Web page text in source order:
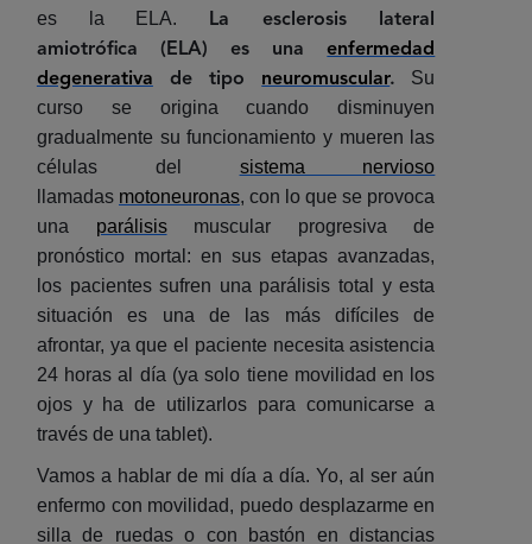
es la ELA.
La esclerosis lateral
amiotrófica (ELA) es unaenfermedad
degenerativa de tipo neuromuscular.
Su
curso se origina cuando disminuyen
gradualmente su funcionamiento y mueren las
células del sistema nervioso
llamadas motoneuronas, con lo que se provoca
una parálisismuscular progresiva de
pronóstico mortal: en sus etapas avanzadas,
los pacientes sufren una parálisis total y esta
situación es una de las más difíciles de
afrontar, ya que el paciente necesita asistencia
24 horas al día (ya solo tiene movilidad en los
ojos y ha de utilizarlos para comunicarse a
través de una tablet).
Vamos a hablar de mi día a día. Yo, al ser aún
enfermo con movilidad, puedo desplazarme en
silla de ruedas o con bastón en distancias